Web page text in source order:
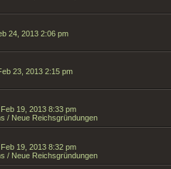
24, 2013 2:06 pm
23, 2013 2:15 pm
Feb 19, 2013 8:33 pm
/ Neue Reichsgründungen
Feb 19, 2013 8:32 pm
/ Neue Reichsgründungen